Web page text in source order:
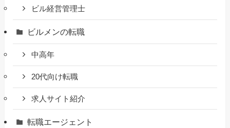
ビル経営管理士
ビルメンの転職
中高年
20代向け転職
求人サイト紹介
転職エージェント